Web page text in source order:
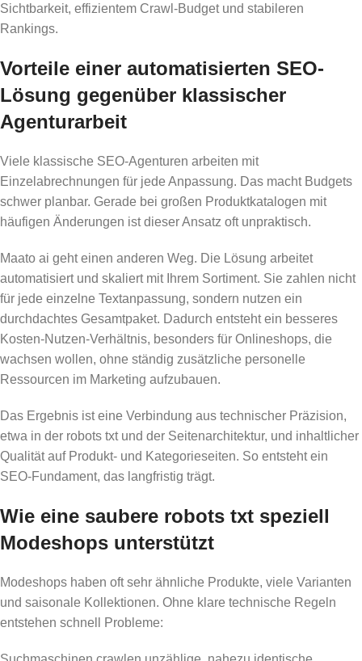
Sichtbarkeit, effizientem Crawl-Budget und stabileren
Rankings.
Vorteile einer automatisierten SEO-
Lösung gegenüber klassischer
Agenturarbeit
Viele klassische SEO-Agenturen arbeiten mit
Einzelabrechnungen für jede Anpassung. Das macht Budgets
schwer planbar. Gerade bei großen Produktkatalogen mit
häufigen Änderungen ist dieser Ansatz oft unpraktisch.
Maato ai geht einen anderen Weg. Die Lösung arbeitet
automatisiert und skaliert mit Ihrem Sortiment. Sie zahlen nicht
für jede einzelne Textanpassung, sondern nutzen ein
durchdachtes Gesamtpaket. Dadurch entsteht ein besseres
Kosten-Nutzen-Verhältnis, besonders für Onlineshops, die
wachsen wollen, ohne ständig zusätzliche personelle
Ressourcen im Marketing aufzubauen.
Das Ergebnis ist eine Verbindung aus technischer Präzision,
etwa in der robots txt und der Seitenarchitektur, und inhaltlicher
Qualität auf Produkt- und Kategorieseiten. So entsteht ein
SEO-Fundament, das langfristig trägt.
Wie eine saubere robots txt speziell
Modeshops unterstützt
Modeshops haben oft sehr ähnliche Produkte, viele Varianten
und saisonale Kollektionen. Ohne klare technische Regeln
entstehen schnell Probleme: